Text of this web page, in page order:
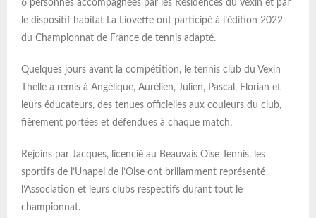
6 personnes accompagnées par les Résidences du Vexin et par
le dispositif habitat La Liovette ont participé à l’édition 2022
du Championnat de France de tennis adapté.
Quelques jours avant la compétition, le tennis club du Vexin
Thelle a remis à Angélique, Aurélien, Julien, Pascal, Florian et
leurs éducateurs, des tenues officielles aux couleurs du club,
fièrement portées et défendues à chaque match.
Rejoins par Jacques, licencié au Beauvais Oise Tennis, les
sportifs de l’Unapei de l’Oise ont brillamment représenté
l’Association et leurs clubs respectifs durant tout le
championnat.